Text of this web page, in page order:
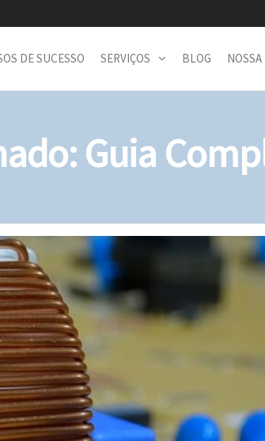
DE SUCESSO SERVIÇOS BLOG
Guia